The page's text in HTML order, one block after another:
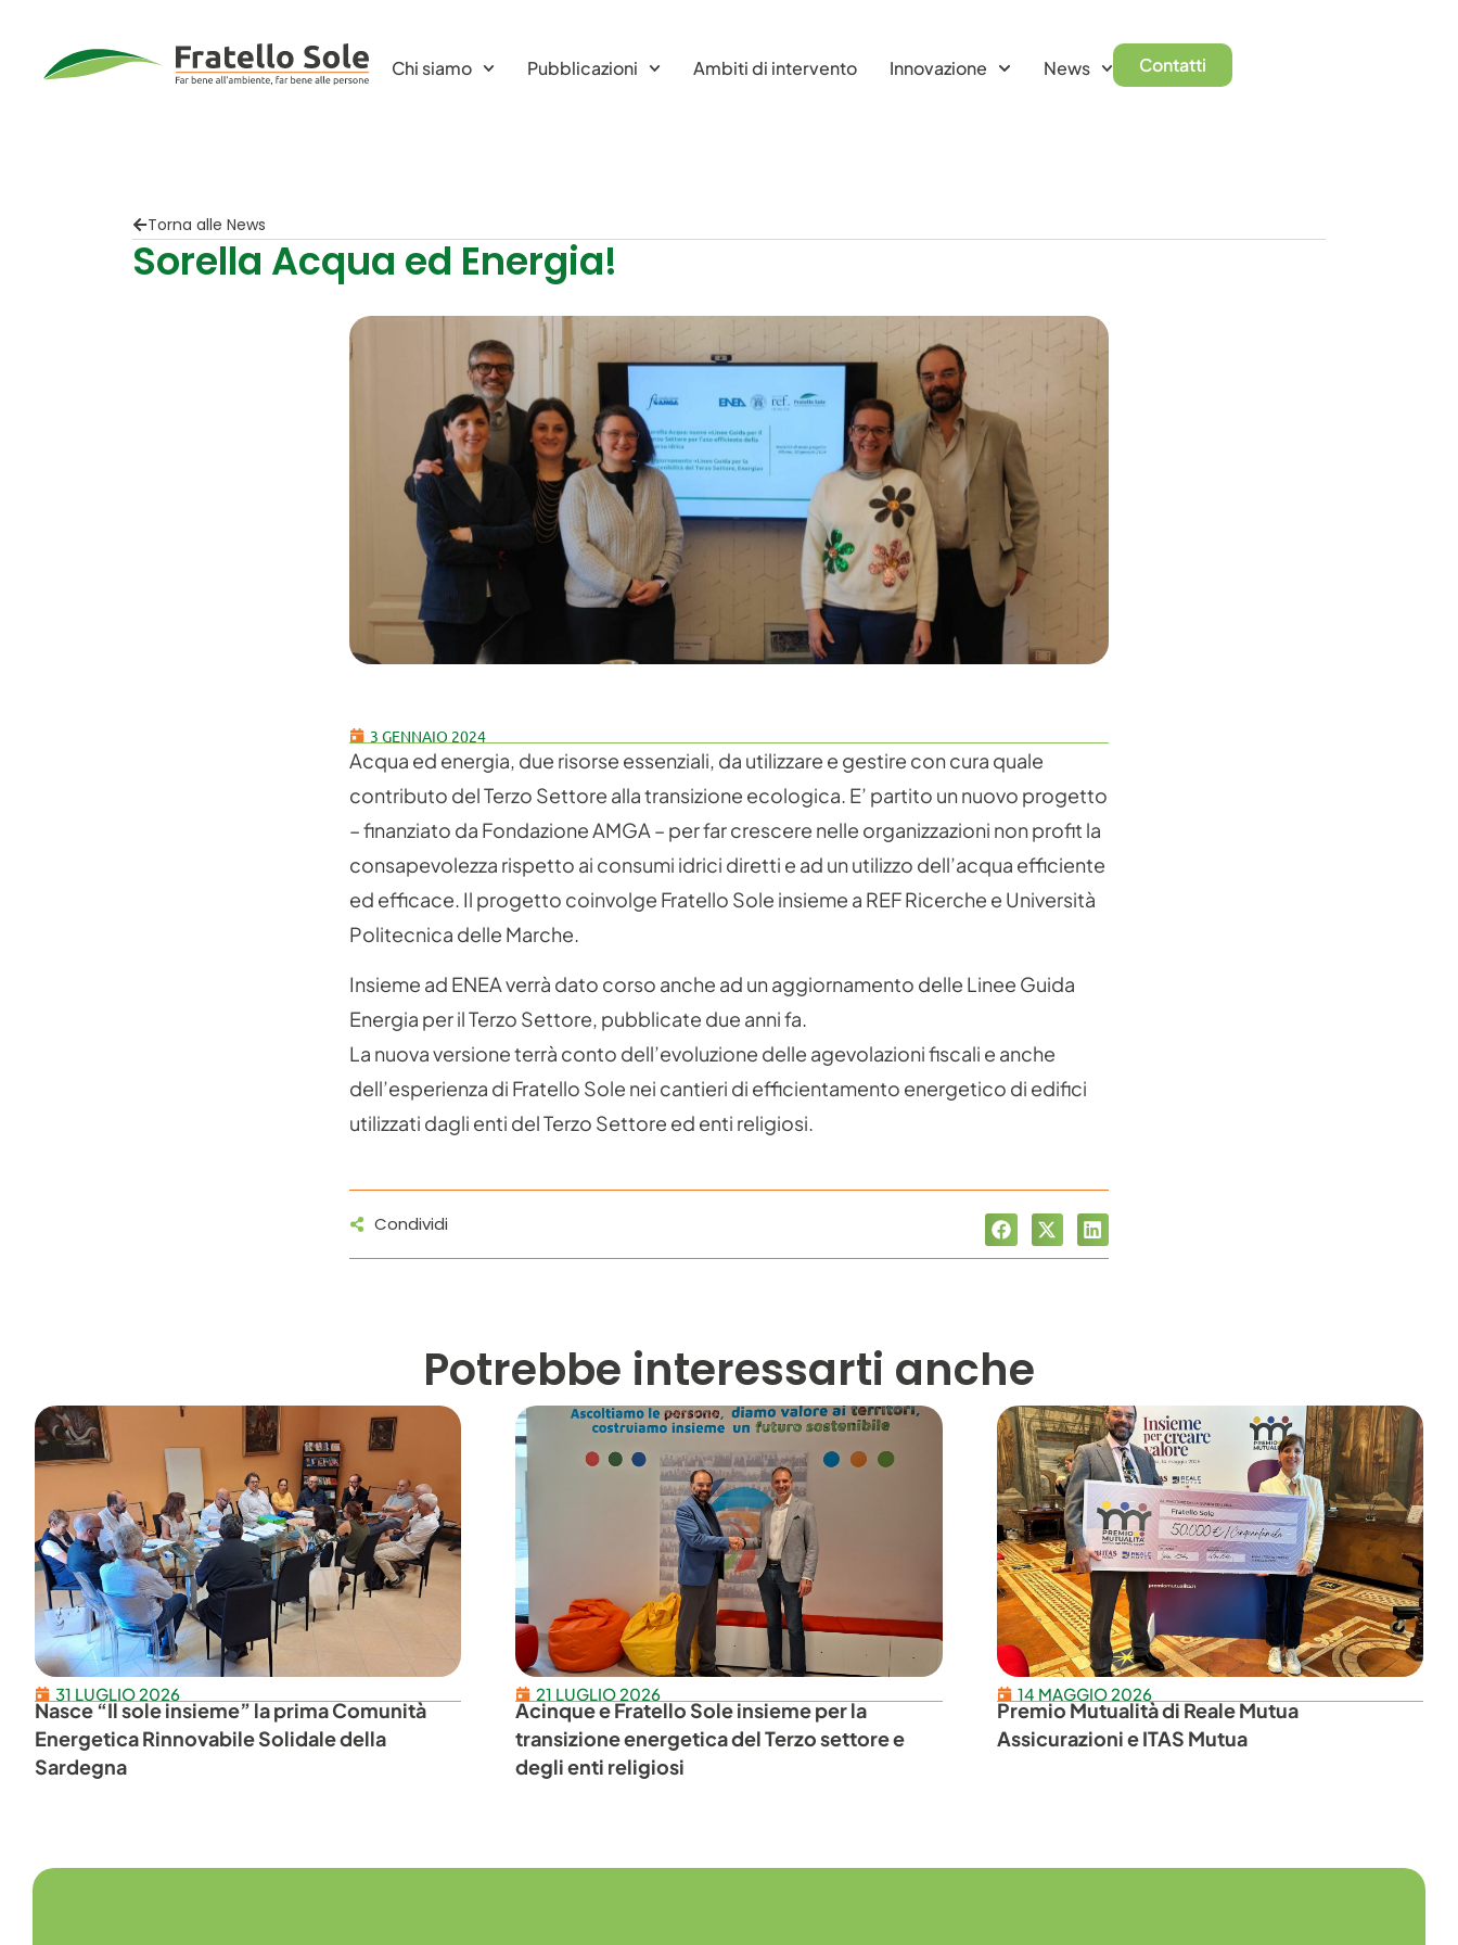
Chi siamo Pubblicazioni Ambiti di intervento Innovazione News Contatti
Torna alle News
Sorella Acqua ed Energia!
3 GENNAIO 2024
Acqua ed energia, due risorse essenziali, da utilizzare e gestire con cura quale
contributo del Terzo Settore alla transizione ecologica. E’ partito un nuovo progetto
– finanziato da Fondazione AMGA – per far crescere nelle organizzazioni non profit la
consapevolezza rispetto ai consumi idrici diretti e ad un utilizzo dell’acqua efficiente
ed efficace. Il progetto coinvolge Fratello Sole insieme a REF Ricerche e Università
Politecnica delle Marche.
Insieme ad ENEA verrà dato corso anche ad un aggiornamento delle Linee Guida
Energia per il Terzo Settore, pubblicate due anni fa.
La nuova versione terrà conto dell’evoluzione delle agevolazioni fiscali e anche
dell’esperienza di Fratello Sole nei cantieri di efficientamento energetico di edifici
utilizzati dagli enti del Terzo Settore ed enti religiosi.
Condividi
Potrebbe interessarti anche
31 LUGLIO 2026
Nasce “Il sole insieme” la prima Comunità
Energetica Rinnovabile Solidale della
Sardegna
21 LUGLIO 2026
Acinque e Fratello Sole insieme per la
transizione energetica del Terzo settore e
degli enti religiosi
14 MAGGIO 2026
Premio Mutualità di Reale Mutua
Assicurazioni e ITAS Mutua